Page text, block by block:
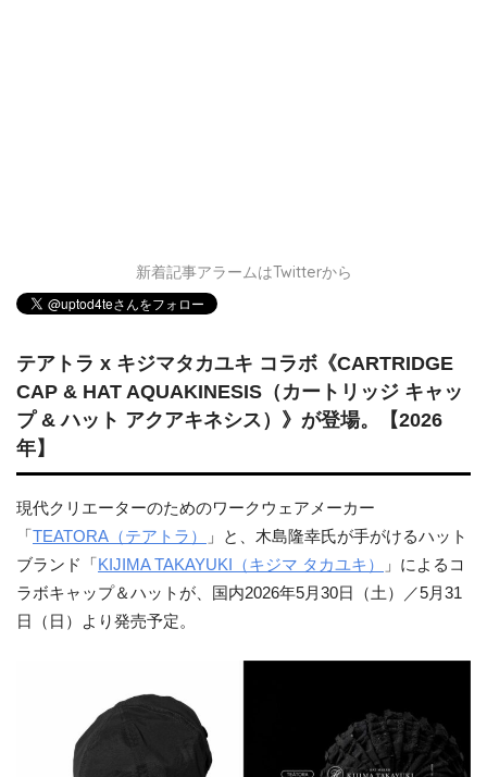
新着記事アラームはTwitterから
テアトラ x キジマタカユキ コラボ《CARTRIDGE
CAP & HAT AQUAKINESIS（カートリッジ キャッ
プ & ハット アクアキネシス）》が登場。【2026
年】
現代クリエーターのためのワークウェアメーカー
「 TEATORA（テアトラ）
」と、木島隆幸氏が手がけるハット
ブランド「 KIJIMA TAKAYUKI（キジマ タカユキ）
」によるコ
ラボキャップ＆ハットが、国内2026年5月30日（土）／5月31
日（日）より発売予定。